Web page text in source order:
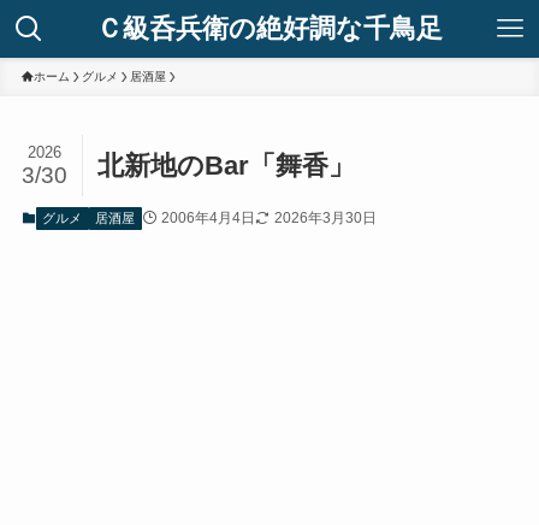
Ｃ級呑兵衛の絶好調な千鳥足
ホーム グルメ 居酒屋
北新地のBar「舞香」
2026
3/30
グルメ 居酒屋 2006年4月4日 2026年3月30日